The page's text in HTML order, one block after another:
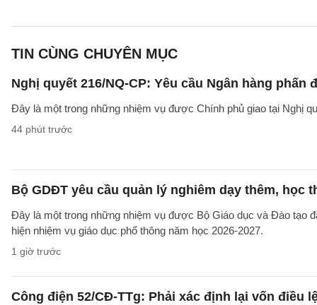
TIN CÙNG CHUYÊN MỤC
Nghị quyết 216/NQ-CP: Yêu cầu Ngân hàng phấn
Đây là một trong những nhiệm vụ được Chính phủ giao tại Nghị
44 phút trước
Bộ GDĐT yêu cầu quản lý nghiêm dạy thêm, học
Đây là một trong những nhiệm vụ được Bộ Giáo dục và Đào tạo
hiện nhiệm vụ giáo dục phổ thông năm học 2026-2027.
1 giờ trước
Công điện 52/CĐ-TTg: Phải xác định lại vốn điều